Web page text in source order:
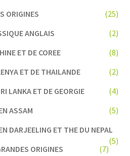
ORIGINES
(25)
ANGLAIS
(2)
ET DE COREE
(8)
ET DE THAILANDE
(2)
LANKA ET DE GEORGIE
(4)
ASSAM
(5)
DARJEELING ET THE DU NEPAL
(5)
ORIGINES
(7)